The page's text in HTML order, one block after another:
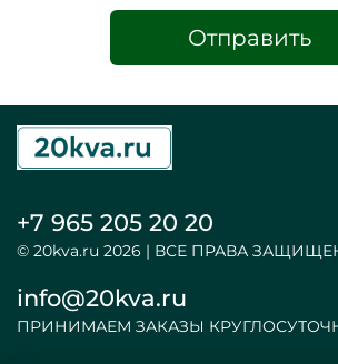
Отправить
+7 965 205 20 20
© 20kva.ru 2026 | ВСЕ ПРАВА
info@20kva.ru
ПРИНИМАЕМ ЗАКАЗЫ